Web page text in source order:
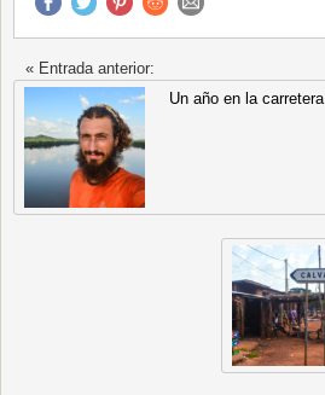
« Entrada anterior:
Un año en la carretera